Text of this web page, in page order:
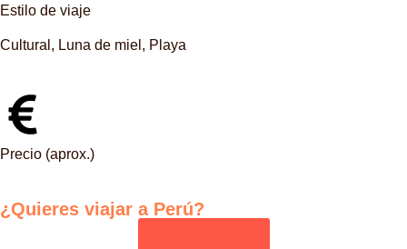
Estilo de viaje
Cultural , Luna de miel , Playa
Precio (aprox.)
¿Quieres viajar a Perú?